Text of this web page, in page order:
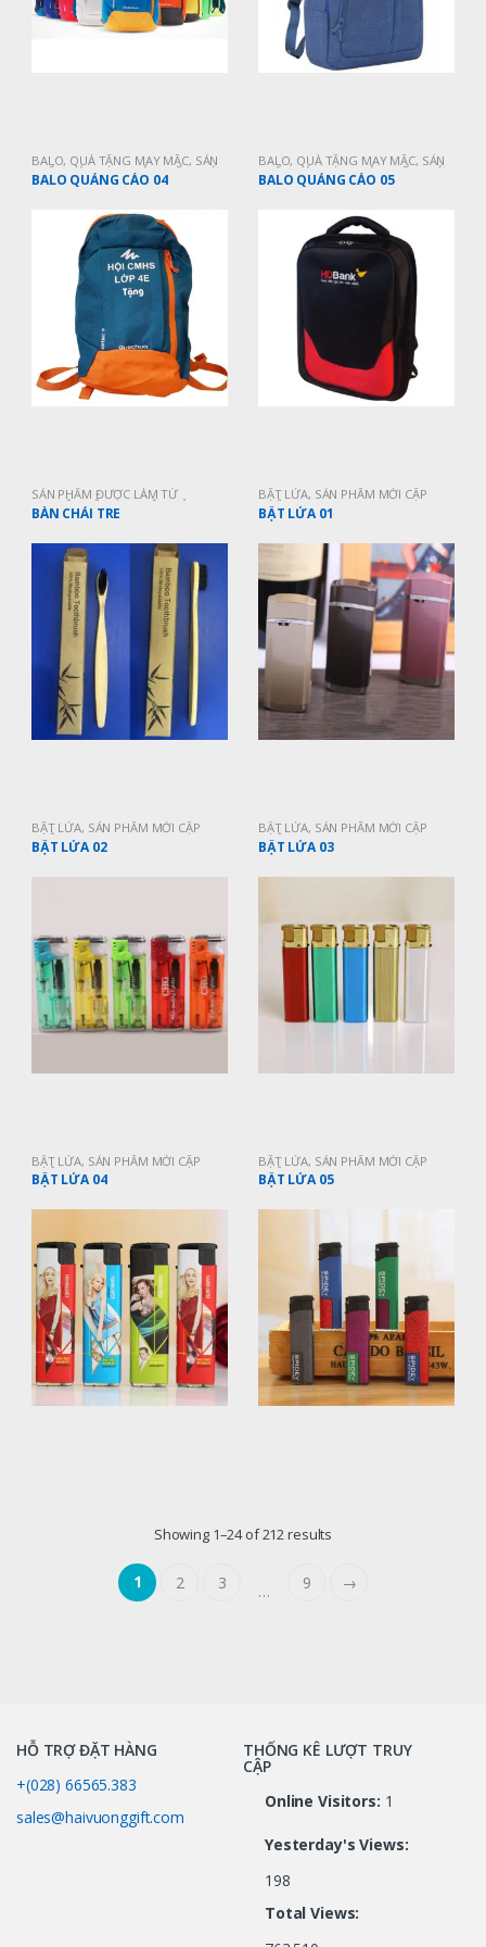
BALO, QUÀ TẶNG MAY MẶC, SẢN
PHẨM BÁN CHẠY,SẢN PHẨM MỚI
CẬP NHẬT
BALO QUẢNG CÁO 04
BALO, QUÀ TẶNG MAY MẶC, SẢN
PHẨM BÁN CHẠY,SẢN PHẨM MỚI
CẬP NHẬT
BALO QUẢNG CÁO 05
SẢN PHẨM ĐƯỢC LÀM TỪ
NGUYÊN LIỆU TỰ NHIÊN SẢN
PHẨM MỚI CẬP NHẬT
BÀN CHẢI TRE
BẬT LỬA, SẢN PHẨM MỚI CẬP
NHẬT
BẬT LỬA 01
BẬT LỬA, SẢN PHẨM MỚI CẬP
NHẬT
BẬT LỬA 02
BẬT LỬA, SẢN PHẨM MỚI CẬP
NHẬT
BẬT LỬA 03
BẬT LỬA, SẢN PHẨM MỚI CẬP
NHẬT
BẬT LỬA 04
BẬT LỬA, SẢN PHẨM MỚI CẬP
NHẬT
BẬT LỬA 05
Showing 1–24 of 212 results
1 2 3 … 9 →
HỖ TRỢ ĐẶT HÀNG
+(028) 66565.383
sales@haivuonggift.com
THỐNG KÊ LƯỢT TRUY
CẬP
Online Visitors: 1
Yesterday's Views:
198
Total Views: